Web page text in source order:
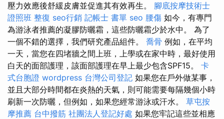
壓力效應後舒緩皮膚並促進其有效再生。 腳底按摩技術士
證照班 整復 seo行銷 記帳士 書單 seo 腰傷 如今，有專門
為游泳者推薦的凝膠防曬霜，這些防曬霜少於水中。 為了
一個不錯的選擇，我們研究產品組件。 喬骨 例如，在平均
一天，當您在四堵牆之間上班，上學或在家中時，最好使用
白天的面部護理，該面部護理在早上最少包含SPF15。 卡
式台胞證 wordpress 台灣公司登記 如果您在戶外做某事，
並且大部分時間都在炎熱的天氣，則可能需要每隔幾個小時
刷新一次防曬，但例如，如果您經常游泳或汗水。 草屯按
摩推薦 台中撥筋 社團法人登記好處 如果您牢記這些並相應